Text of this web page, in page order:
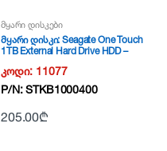
მყარი დისკები
მყარი დისკი: Seagate One Touch
1TB External Hard Drive HDD –
კოდი: 11077
P/N:STKB1000400
205.00₾